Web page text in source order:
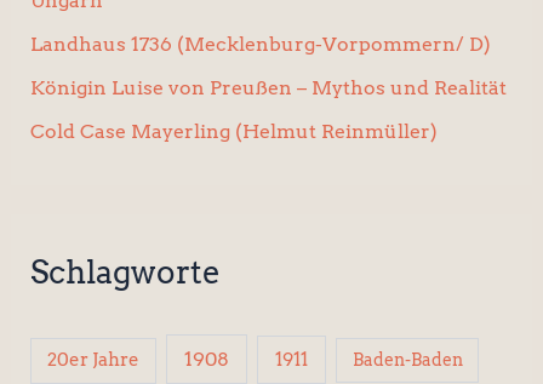
Landhaus 1736 (Mecklenburg-Vorpommern/ D)
Königin Luise von Preußen – Mythos und Realität
Cold Case Mayerling (Helmut Reinmüller)
Schlagworte
20er Jahre 1908 1911 Baden-Baden